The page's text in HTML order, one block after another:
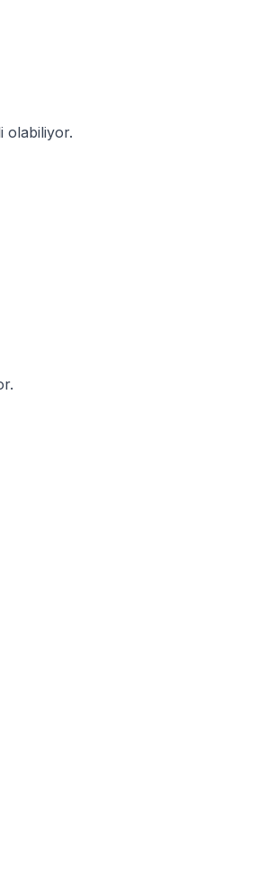
olabiliyor.